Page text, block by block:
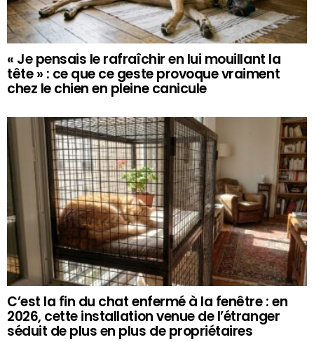
« Je pensais le rafraîchir en lui mouillant la
tête » : ce que ce geste provoque vraiment
chez le chien en pleine canicule
C’est la fin du chat enfermé à la fenêtre : en
2026, cette installation venue de l’étranger
séduit de plus en plus de propriétaires